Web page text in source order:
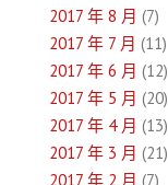
2017 年 8 月 (7)
2017 年 7 月 (11)
2017 年 6 月 (12)
2017 年 5 月 (20)
2017 年 4 月 (13)
2017 年 3 月 (21)
2017 年 2 月 (7)